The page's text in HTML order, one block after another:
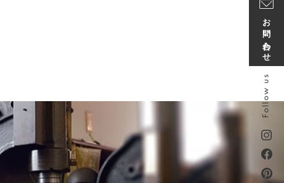
お問い合わせ
Follow us